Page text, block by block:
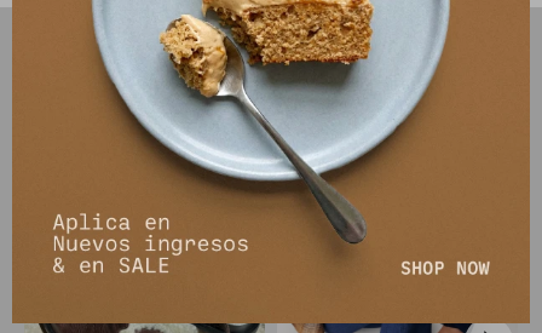
PRODUCTOS QUE TE PUEDEN INTERESAR